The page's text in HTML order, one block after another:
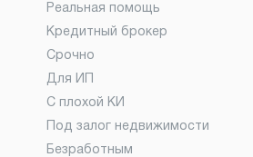
Реальная помощь
Кредитный брокер
Срочно
Для ИП
С плохой КИ
Под залог недвижимости
Безработным